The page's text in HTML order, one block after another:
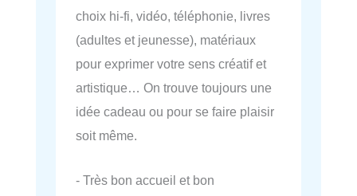
choix hi-fi, vidéo, téléphonie, livres
(adultes et jeunesse), matériaux
pour exprimer votre sens créatif et
artistique… On trouve toujours une
idée cadeau ou pour se faire plaisir
soit même.
- Très bon accueil et bon